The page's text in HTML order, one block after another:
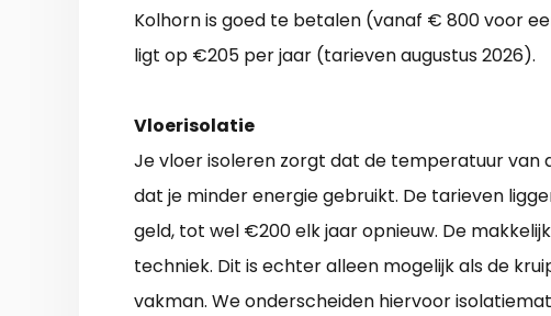
Kolhorn is goed te betalen (vanaf € 800 voor
ligt op €205 per jaar (tarieven augustus 2026).
Vloerisolatie
Je vloer isoleren zorgt dat de temperatuur
dat je minder energie gebruikt. De tarieven
geld, tot wel €200 elk jaar opnieuw. De
techniek. Dit is echter alleen mogelijk als de
vakman. We onderscheiden hiervoor